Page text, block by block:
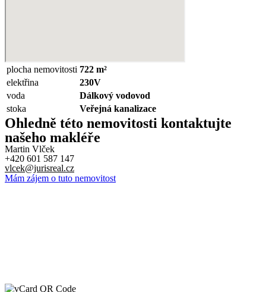
plocha nemovitosti 722 m²
elektřina
230V
voda
Dálkový vodovod
stoka
Veřejná kanalizace
Ohledně této nemovitosti kontaktujte
našeho makléře
Martin Vlček
+420 601 587 147
vlcek@jurisreal.cz
Mám zájem o tuto nemovitost